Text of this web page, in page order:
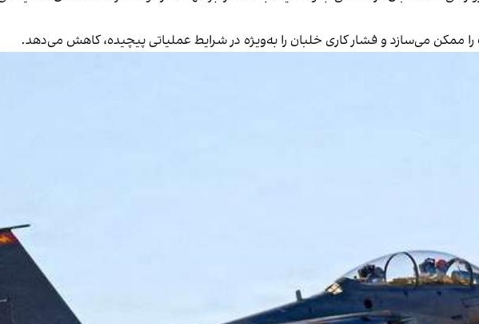
ممکن می‌سازد و فشار کاری خلبان را به‌ویژه در شرایط عملیاتی پیچیده، کاهش می‌دهد.